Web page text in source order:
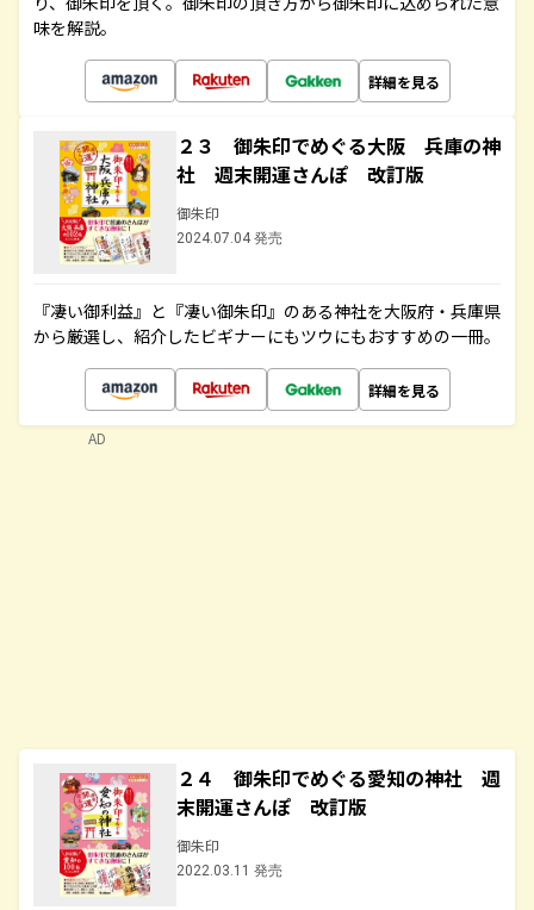
味を解説。
詳細を見る
２３ 御朱印でめぐる大阪 兵庫の神
社 週末開運さんぽ 改訂版
御朱印
2024.07.04 発売
『凄い御利益』と『凄い御朱印』のある神社を大阪府・兵庫県
から厳選し、紹介したビギナーにもツウにもおすすめの一冊。
詳細を見る
２４ 御朱印でめぐる愛知の神社 週
末開運さんぽ 改訂版
御朱印
2022.03.11 発売
AD